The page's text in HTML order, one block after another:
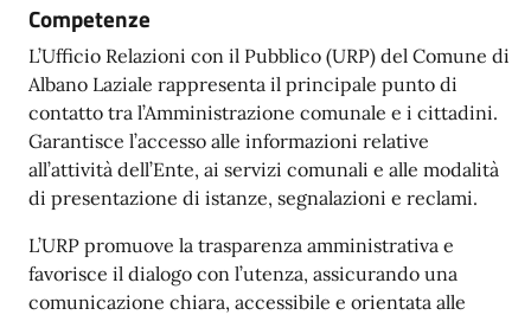
Competenze
L’Ufficio Relazioni con il Pubblico (URP) del Comune di
Albano Laziale rappresenta il principale punto di
contatto tra l’Amministrazione comunale e i cittadini.
Garantisce l’accesso alle informazioni relative
all’attività dell’Ente, ai servizi comunali e alle modalità
di presentazione di istanze, segnalazioni e reclami.
L’URP promuove la trasparenza amministrativa e
favorisce il dialogo con l’utenza, assicurando una
comunicazione chiara, accessibile e orientata alle